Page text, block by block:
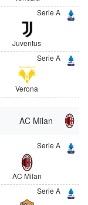
Serie A
Juventus
Serie A
Verona
AC Milan
Serie A
AC Milan
Serie A